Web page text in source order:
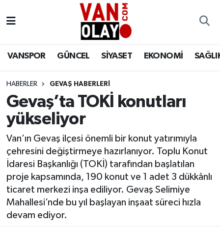
VANSPOR GÜNCEL SİYASET EKONOMİ
HABERLER GEVAŞ HABERLERİ
Gevaş’ta TOKİ konutları
yükseliyor
Van’ın Gevaş ilçesi önemli bir konut yatırımıyla
çehresini değiştirmeye hazırlanıyor. Toplu Konut
İdaresi Başkanlığı (TOKİ) tarafından başlatılan
proje kapsamında, 190 konut ve 1 adet 3 dükkânlı
ticaret merkezi inşa ediliyor. Gevaş Selimiye
Mahallesi’nde bu yıl başlayan inşaat süreci hızla
devam ediyor.
Siyaset
Ekonomi
Sağlık
Eğitim
Bilim & Teknoloji
Dünya
Van Nöbetçi Eczaneler
Van Namaz Vakitleri
Van Trafik Yoğunluk Haritası
Süper Lig Puan Durumu ve Fikstür
Tüm Manşetler
Son Dakika Haberleri
Haber Arşivi